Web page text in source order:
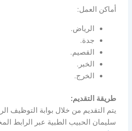
أماكن العمل:
الرياض.
جدة.
القصيم.
الخبر.
الخرج.
طريقة التقديم:
يتم التقديم من خلال بوابة التوظيف
سليمان الحبيب الطبية عبر الرابط